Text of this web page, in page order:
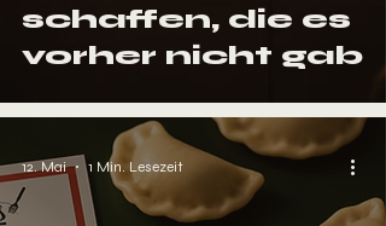
schaffen, die es
vorher nicht gab
12. Mai 1 Min. Lesezeit